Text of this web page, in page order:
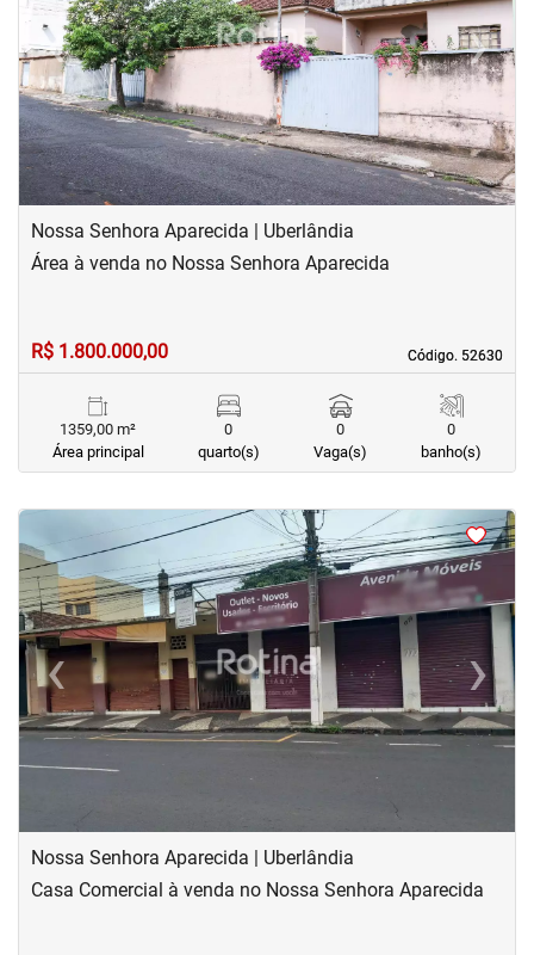
‹Previous ›Next
Nossa Senhora Aparecida | Uberlândia
Código. 52630
Código. 52630
Área à venda no Nossa Senhora Aparecida
R$ 1.800.000,00
1359,00 m²
Área principal
0
quarto(s)
0
Vaga(s)
0
banho(s)
‹Previous ›Next
Nossa Senhora Aparecida | Uberlândia
Casa Comercial à venda no Nossa Senhora Aparecida